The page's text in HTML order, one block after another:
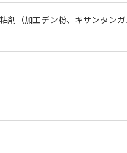
剤（加工デン粉、キサンタン